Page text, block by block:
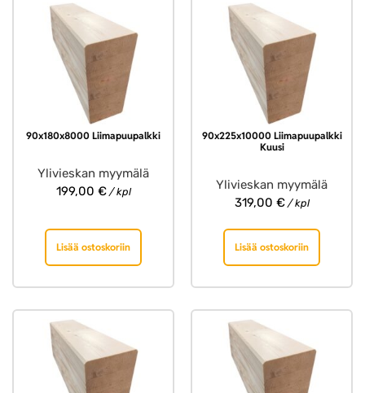
90x180x8000 Liimapuupalkki
Ylivieskan myymälä
199,00 €/ kpl
Lisää ostoskoriin
90x225x10000 Liimapuupalkki
Kuusi
Ylivieskan myymälä
319,00 €/ kpl
Lisää ostoskoriin